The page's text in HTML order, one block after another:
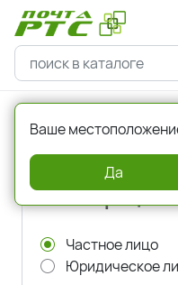
Главная Регистрация
Регистрация
Частное лицо
Юридическое
Ваше
Да